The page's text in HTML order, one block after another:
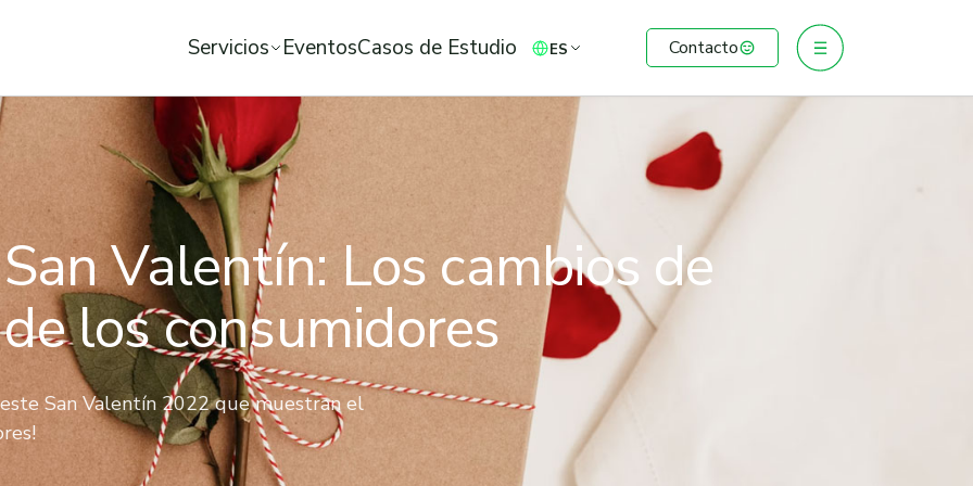
Servicios EventosCasos de Estudio ES Contacto
Valentín: Los cambios de
los consumidores
San Valentín 2022 que muestran el